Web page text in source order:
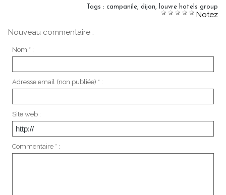
Tags : campanile dijon louvre hotels group
Notez
Nouveau commentaire :
Nom * :
Adresse email (non publiée) * :
Site web :
Commentaire * :